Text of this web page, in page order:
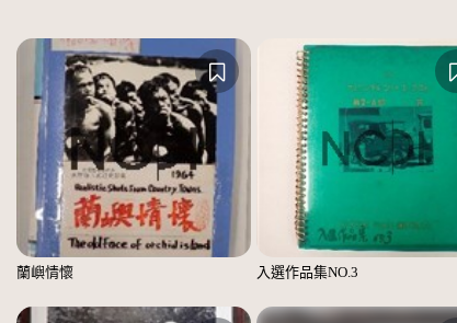
蘭嶼情懷 入選作品集NO.3